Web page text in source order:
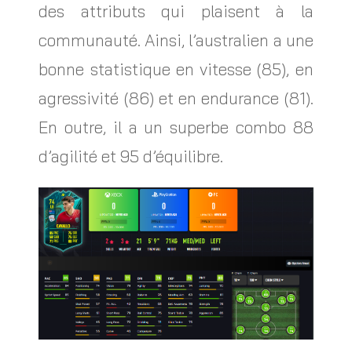
des attributs qui plaisent à la
communauté. Ainsi, l’australien a une
bonne statistique en vitesse (85), en
agressivité (86) et en endurance (81).
En outre, il a un superbe combo 88
d’agilité et 95 d’équilibre.